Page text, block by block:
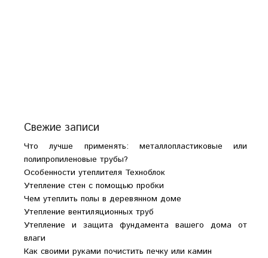
Свежие записи
Что лучше применять: металлопластиковые или
полипропиленовые трубы?
Особенности утеплителя Техноблок
Утепление стен с помощью пробки
Чем утеплить полы в деревянном доме
Утепление вентиляционных труб
Утепление и защита фундамента вашего дома от
влаги
Как своими руками почистить печку или камин